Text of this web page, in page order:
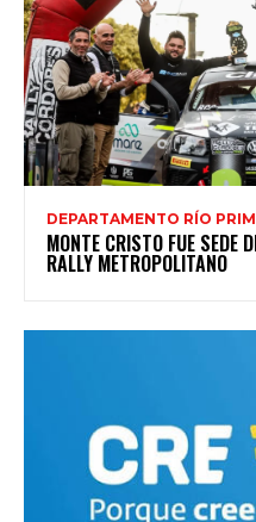
DEPARTAMENTO RÍO
MONTE CRISTO FUE SEDE
RALLY METROPOLITANO